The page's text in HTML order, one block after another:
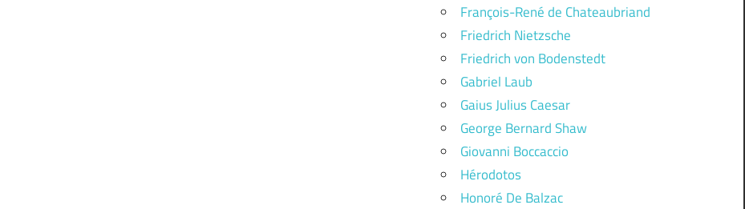
François-René de Chateaubriand
Friedrich Nietzsche
Friedrich von Bodenstedt
Gabriel Laub
Gaius Julius Caesar
George Bernard Shaw
Giovanni Boccaccio
Hérodotos
Honoré De Balzac